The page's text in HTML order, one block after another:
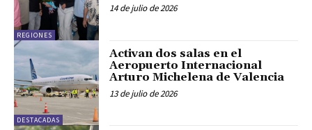
REGIONES
14 de julio de 2026
DESTACADAS
Activan dos salas en el
Aeropuerto Internacional
Arturo Michelena de Valencia
13 de julio de 2026